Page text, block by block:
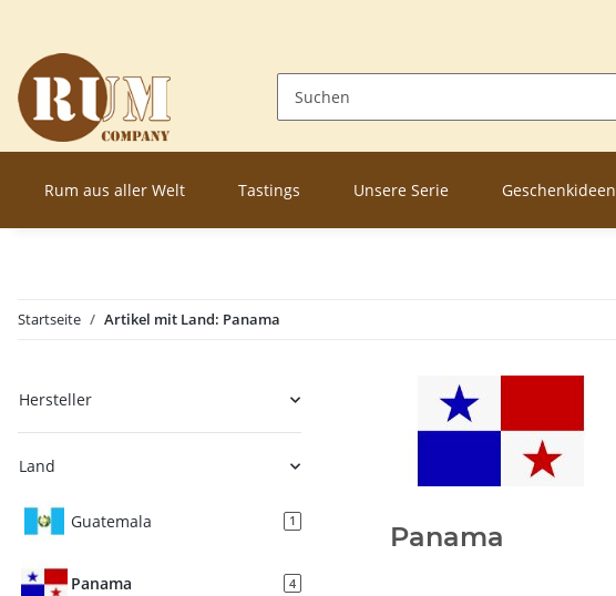
Rum aus aller Welt Tastings Unsere Serie Geschenkideen
Startseite Artikel mit Land: Panama
Panama
Hersteller
Land
Guatemala 1
Panama 4